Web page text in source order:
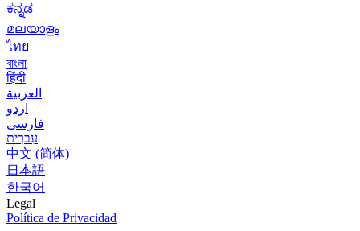
ಕನ್ನಡ
മലയാളം
ไทย
বাংলা
हिंदी
العربية
اردو
فارسی
עִברִית
中文 (简体)
日本語
한국어
Legal
Política de Privacidad